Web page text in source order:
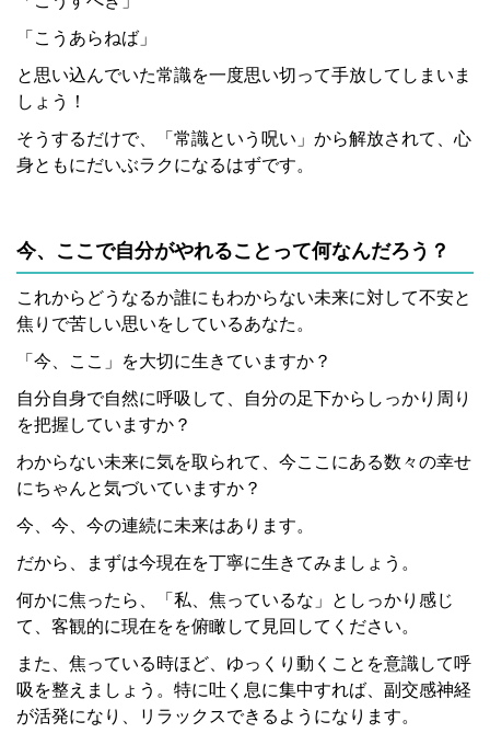
「こうあらねば」
と思い込んでいた常識を一度思い切って手放してしまいま
しょう！
そうするだけで、「常識という呪い」から解放されて、心
身ともにだいぶラクになるはずです。
今、ここで自分がやれることって何なんだろう？
これからどうなるか誰にもわからない未来に対して不安と
焦りで苦しい思いをしているあなた。
「今、ここ」を大切に生きていますか？
自分自身で自然に呼吸して、自分の足下からしっかり周り
を把握していますか？
わからない未来に気を取られて、今ここにある数々の幸せ
にちゃんと気づいていますか？
今、今、今の連続に未来はあります。
だから、まずは今現在を丁寧に生きてみましょう。
何かに焦ったら、「私、焦っているな」としっかり感じ
て、客観的に現在をを俯瞰して見回してください。
また、焦っている時ほど、ゆっくり動くことを意識して呼
吸を整えましょう。特に吐く息に集中すれば、副交感神経
が活発になり、リラックスできるようになります。